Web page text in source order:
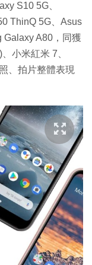
S10 5G、
ThinQ 5G、Asus
Galaxy A80，同獲
小米紅米 7、
、拍片整體表現